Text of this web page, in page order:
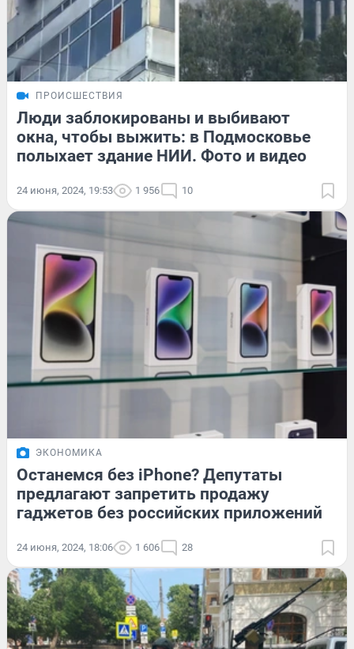
ПРОИСШЕСТВИЯ
Люди заблокированы и выбивают
окна, чтобы выжить: в Подмосковье
полыхает здание НИИ. Фото и видео
24 июня, 2024, 19:53 1 956 10
ЭКОНОМИКА
Останемся без iPhone? Депутаты
предлагают запретить продажу
гаджетов без российских приложений
24 июня, 2024, 18:06 1 606 28